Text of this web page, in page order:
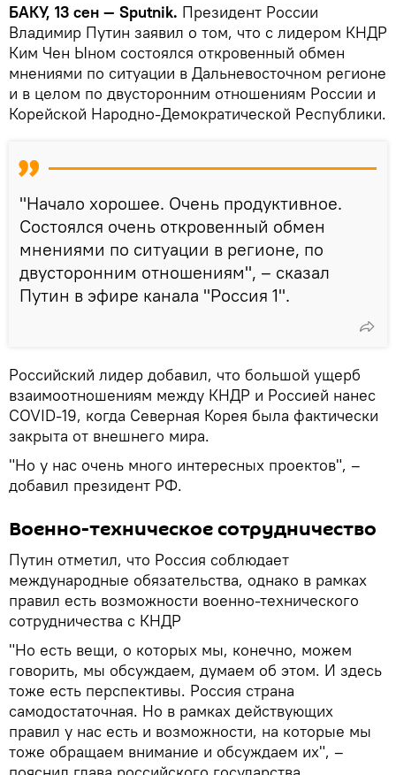
БАКУ, 13 сен — Sputnik. Президент России
Владимир Путин заявил о том, что с лидером КНДР
Ким Чен Ыном состоялся откровенный обмен
мнениями по ситуации в Дальневосточном регионе
и в целом по двусторонним отношениям России и
Корейской Народно-Демократической Республики.
"Начало хорошее. Очень продуктивное.
Состоялся очень откровенный обмен
мнениями по ситуации в регионе, по
двусторонним отношениям", – сказал
Путин в эфире канала "Россия 1".
Российский лидер добавил, что большой ущерб
взаимоотношениям между КНДР и Россией нанес
COVID-19, когда Северная Корея была фактически
закрыта от внешнего мира.
"Но у нас очень много интересных проектов", –
добавил президент РФ.
Военно-техническое сотрудничество
Путин отметил, что Россия соблюдает
международные обязательства, однако в рамках
правил есть возможности военно-технического
сотрудничества с КНДР
"Но есть вещи, о которых мы, конечно, можем
говорить, мы обсуждаем, думаем об этом. И здесь
тоже есть перспективы. Россия страна
самодостаточная. Но в рамках действующих
правил у нас есть и возможности, на которые мы
тоже обращаем внимание и обсуждаем их", –